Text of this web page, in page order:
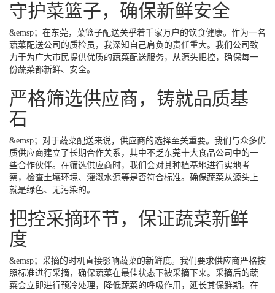
守护菜篮子，确保新鲜安全
&emsp；在东莞，菜篮子配送关乎着千家万户的饮食健康。作为一名
蔬菜配送公司的质检员，我深知自己肩负的责任重大。我们公司致
力于为广大市民提供优质的蔬菜配送服务，从源头把控，确保每一
份蔬菜都新鲜、安全。
严格筛选供应商，铸就品质基
石
&emsp；对于蔬菜配送来说，供应商的选择至关重要。我们与众多优
质供应商建立了长期合作关系，其中不乏东莞十大食品公司中的一
些合作伙伴。在筛选供应商时，我们会对其种植基地进行实地考
察，检查土壤环境、灌溉水源等是否符合标准。确保蔬菜从源头上
就是绿色、无污染的。
把控采摘环节，保证蔬菜新鲜
度
&emsp；采摘的时机直接影响蔬菜的新鲜度。我们要求供应商严格按
照标准进行采摘，确保蔬菜在最佳状态下被采摘下来。采摘后的蔬
菜会立即进行预冷处理，降低蔬菜的呼吸作用，延长其保鲜期。在